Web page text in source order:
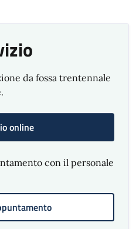
da fossa trentennale
online
con il personale